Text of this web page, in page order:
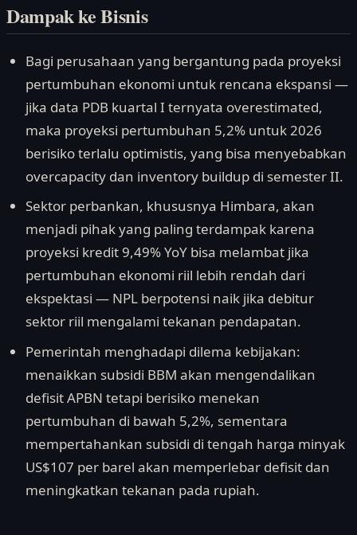
Dampak ke Bisnis
Bagi perusahaan yang bergantung pada proyeksi
pertumbuhan ekonomi untuk rencana ekspansi —
jika data PDB kuartal I ternyata overestimated,
maka proyeksi pertumbuhan 5,2% untuk 2026
berisiko terlalu optimistis, yang bisa menyebabkan
overcapacity dan inventory buildup di semester II.
Sektor perbankan, khususnya Himbara, akan
menjadi pihak yang paling terdampak karena
proyeksi kredit 9,49% YoY bisa melambat jika
pertumbuhan ekonomi riil lebih rendah dari
ekspektasi — NPL berpotensi naik jika debitur
sektor riil mengalami tekanan pendapatan.
Pemerintah menghadapi dilema kebijakan:
menaikkan subsidi BBM akan mengendalikan
defisit APBN tetapi berisiko menekan
pertumbuhan di bawah 5,2%, sementara
mempertahankan subsidi di tengah harga minyak
US$107 per barel akan memperlebar defisit dan
meningkatkan tekanan pada rupiah.